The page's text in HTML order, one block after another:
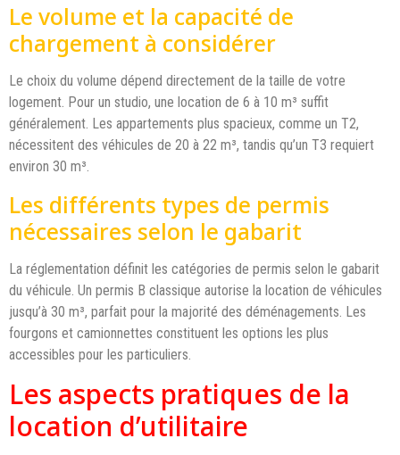
Le volume et la capacité de
chargement à considérer
Le choix du volume dépend directement de la taille de votre
logement. Pour un studio, une location de 6 à 10 m³ suffit
généralement. Les appartements plus spacieux, comme un T2,
nécessitent des véhicules de 20 à 22 m³, tandis qu’un T3 requiert
environ 30 m³.
Les différents types de permis
nécessaires selon le gabarit
La réglementation définit les catégories de permis selon le gabarit
du véhicule. Un permis B classique autorise la location de véhicules
jusqu’à 30 m³, parfait pour la majorité des déménagements. Les
fourgons et camionnettes constituent les options les plus
accessibles pour les particuliers.
Les aspects pratiques de la
location d’utilitaire